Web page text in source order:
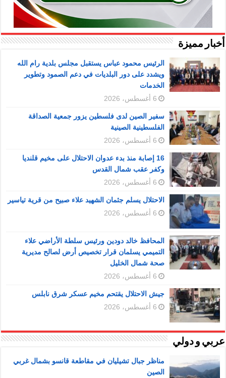
أخبار مميزة
الرئيس محمود عباس يستقبل مجلس بلدية رام الله
ويشدد على دور البلديات في دعم الصمود وتطوير
الخدمات
6 أغسطس، 2026
سفير الصين لدى فلسطين يزور جمعية الصداقة
الفلسطينية الصينية
6 أغسطس، 2026
16 إصابة منذ بدء عدوان الاحتلال على مخيم قلنديا
وكفر عقب شمال القدس
6 أغسطس، 2026
الاحتلال يسلم جثمان الشهيد علاء صبيح من قرية تياسير
6 أغسطس، 2026
المحافظ خالد دودين ورئيس سلطة الأراضي علاء
التميمي يسلمان قرار تخصيص أرض لصالح مديرية
صحة شمال الخليل
6 أغسطس، 2026
جيش الاحتلال يقتحم مخيم عسكر شرق نابلس
6 أغسطس، 2026
عربي و دولي
مناظر جبال تشيليان في مقاطعة قانسو بشمال غربي
الصين